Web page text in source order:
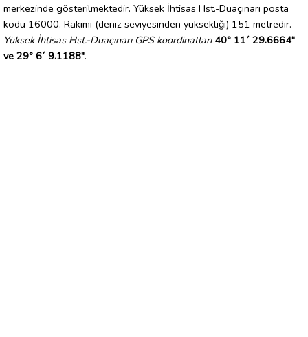
merkezinde gösterilmektedir. Yüksek İhtisas Hst.-Duaçınarı posta
kodu 16000. Rakımı (deniz seviyesinden yüksekliği) 151 metredir.
Yüksek İhtisas Hst.-Duaçınarı GPS koordinatları 40° 11´ 29.6664"
ve 29° 6´ 9.1188".